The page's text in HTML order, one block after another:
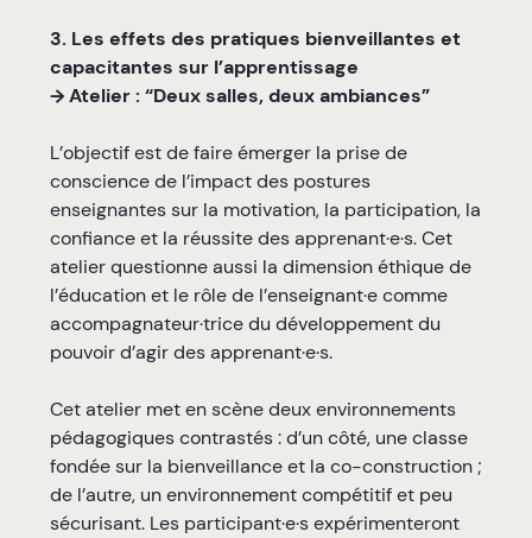
3. Les effets des pratiques bienveillantes et
capacitantes sur l’apprentissage
→ Atelier : “Deux salles, deux ambiances”
L’objectif est de faire émerger la prise de
conscience de l’impact des postures
enseignantes sur la motivation, la participation, la
confiance et la réussite des apprenant·e·s. Cet
atelier questionne aussi la dimension éthique de
l’éducation et le rôle de l’enseignant·e comme
accompagnateur·trice du développement du
pouvoir d’agir des apprenant·e·s.
Cet atelier met en scène deux environnements
pédagogiques contrastés : d’un côté, une classe
fondée sur la bienveillance et la co-construction ;
de l’autre, un environnement compétitif et peu
sécurisant. Les participant·e·s expérimenteront